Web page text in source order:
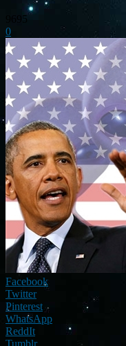
9695
0
Facebook
Twitter
Pinterest
WhatsApp
ReddIt